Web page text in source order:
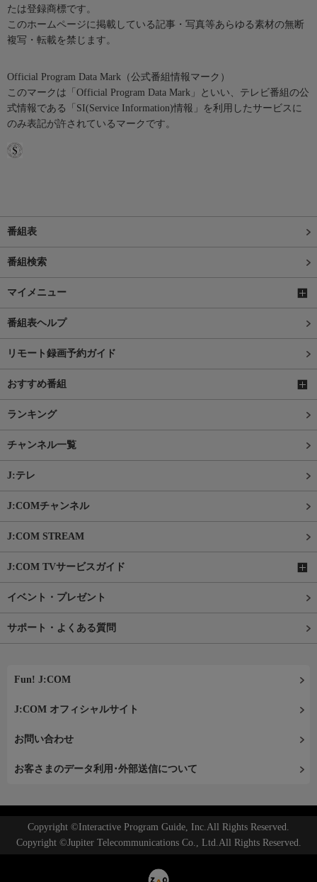
たは登録商標です。
このホームページに掲載している記事・写真等あらゆる素材の無断
複写・転載を禁じます。
Official Program Data Mark（公式番組情報マーク）
このマークは「Official Program Data Mark」といい、テレビ番組の公
式情報である「SI(Service Information)情報」を利用したサービスに
のみ表記が許されているマークです。
番組表
番組検索
マイメニュー
番組表ヘルプ
リモート録画予約ガイド
おすすめ番組
ランキング
チャンネル一覧
J:テレ
J:COMチャンネル
J:COM STREAM
J:COM TVサービスガイド
イベント・プレゼント
サポート・よくある質問
Fun! J:COM
J:COM オフィシャルサイト
お問い合わせ
お客さまのデータ利用･外部送信について
Copyright ©Interactive Program Guide, Inc.All Rights Reserved.
Copyright ©Jupiter Telecommunications Co., Ltd.All Rights Reserved.